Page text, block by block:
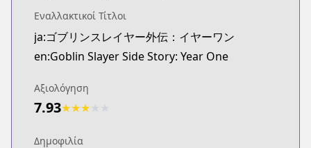
Εναλλακτικοί Τίτλοι
ja:ゴブリンスレイヤー外伝：イヤーワン
en:Goblin Slayer Side Story: Year One
Αξιολόγηση
7.93★★★
Δημοφιλία